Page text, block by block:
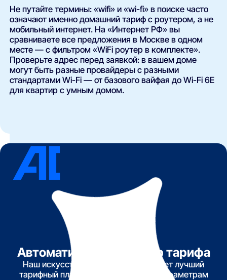
Не путайте термины: «wifi» и «wi-fi» в поиске часто
означают именно домашний тариф с роутером, а не
мобильный интернет. На «Интернет РФ» вы
сравниваете все предложения в Москве в одном
месте — с фильтром «WiFi роутер в комплекте».
Проверьте адрес перед заявкой: в вашем доме
могут быть разные провайдеры с разными
стандартами Wi-Fi — от базового вайфая до Wi-Fi 6E
для квартир с умным домом.
Автоматический подбор тарифа
Наш искусственный интеллект найдет лучший
тарифный план по указанным вами параметрам